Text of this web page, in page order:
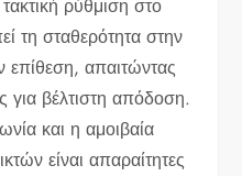
τακτική ρύθμιση στο
τη σταθερότητα στην
επίθεση, απαιτώντας
για βέλτιστη απόδοση.
και η αμοιβαία
είναι απαραίτητες